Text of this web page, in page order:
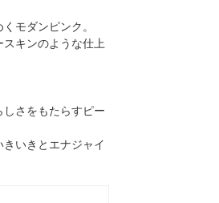
モダンピンク。
キンのような仕上
さをもたらすピー
いきとエナジャイ